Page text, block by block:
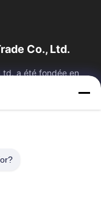
Co., Ltd.
a été fondée en
la fabrication et la
De Qualité